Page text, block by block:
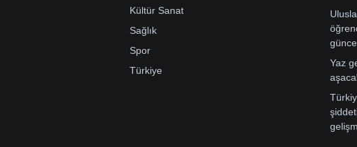
Kültür Sanat
Sağlık
Spor
Türkiye
Yaz